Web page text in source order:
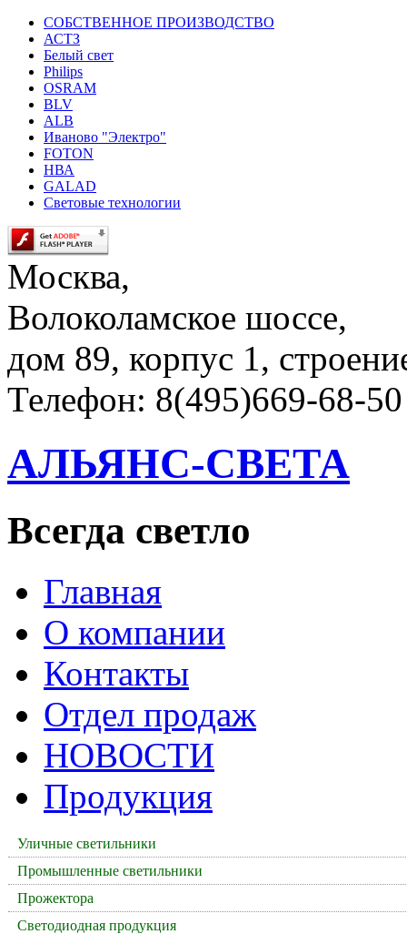
СОБСТВЕННОЕ ПРОИЗВОДСТВО
АСТЗ
Белый свет
Philips
OSRAM
BLV
ALB
Иваново "Электро"
FOTON
НВА
GALAD
Световые технологии
Москва,
Волоколамское шоссе,
дом 89, корпус 1,
Телефон: 8(495)669-68-50
АЛЬЯНС-СВЕТА
Всегда светло
Главная
О компании
Контакты
Отдел продаж
НОВОСТИ
Продукция
Уличные светильники
Промышленные светильники
Прожектора
Светодиодная продукция